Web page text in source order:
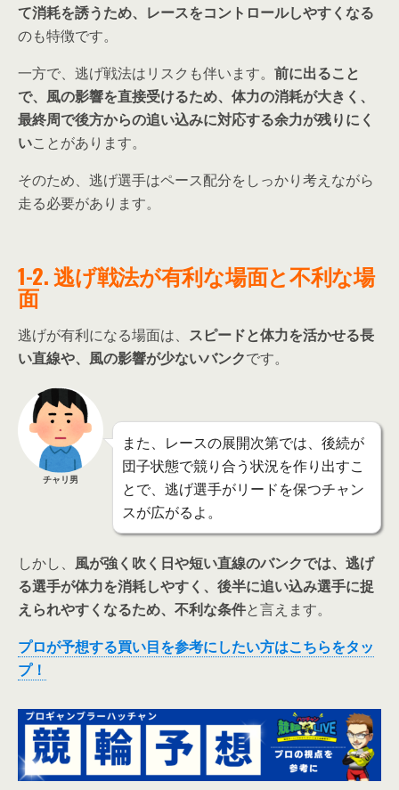
て消耗を誘うため、レースをコントロールしやすくなる
のも特徴です。
一方で、逃げ戦法はリスクも伴います。 前に出ること
で、風の影響を直接受けるため、体力の消耗が大きく、
最終周で後方からの追い込みに対応する余力が残りにく
いことがあります。
そのため、逃げ選手はペース配分をしっかり考えながら
走る必要があります。
1-2. 逃げ戦法が有利な場面と不利な場
面
逃げが有利になる場面は、 スピードと体力を活かせる長
い直線や、風の影響が少ないバンクです。
チャリ男
また、レースの展開次第では、後続が
団子状態で競り合う状況を作り出すこ
とで、逃げ選手がリードを保つチャン
スが広がるよ。
しかし、 風が強く吹く日や短い直線のバンクでは、逃げ
る選手が体力を消耗しやすく、後半に追い込み選手に捉
えられやすくなるため、不利な条件と言えます。
プロが予想する買い目を参考にしたい方はこちらをタッ
プ！